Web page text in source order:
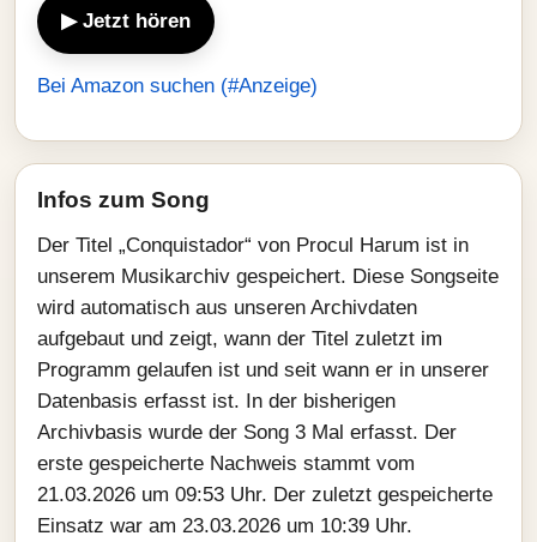
▶ Jetzt hören
Bei Amazon suchen (#Anzeige)
Infos zum Song
Der Titel „Conquistador“ von Procul Harum ist in
unserem Musikarchiv gespeichert. Diese Songseite
wird automatisch aus unseren Archivdaten
aufgebaut und zeigt, wann der Titel zuletzt im
Programm gelaufen ist und seit wann er in unserer
Datenbasis erfasst ist. In der bisherigen
Archivbasis wurde der Song 3 Mal erfasst. Der
erste gespeicherte Nachweis stammt vom
21.03.2026 um 09:53 Uhr. Der zuletzt gespeicherte
Einsatz war am 23.03.2026 um 10:39 Uhr.